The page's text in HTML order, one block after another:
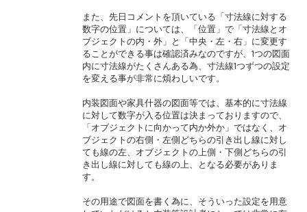
また、先日コメントを頂いている「寸法線に対する
数字の位置」については、「位置」で「寸法線とオ
ブジェクトの内・外」と「中央・左・右」に変更す
ることができる事は確認済みなのですが、1つの図面
内に寸法線がたくさんある為、寸法線1つずつの設定
を変える事が非常に煩わしいです。
内装図面や家具什器の図面等では、基本的に寸法線
に対して数字が入る位置は決まっておりますので、
「オブジェクトに向かって内か外か」ではなく、オ
ブジェクトの右側・左側どちらの引き出し線に対し
ても線の左、オブジェクトの上側・下側どちらの引
き出し線に対しても線の上、となる必要がありま
す。
その用途で図面を書く為に、そういった設定を用意